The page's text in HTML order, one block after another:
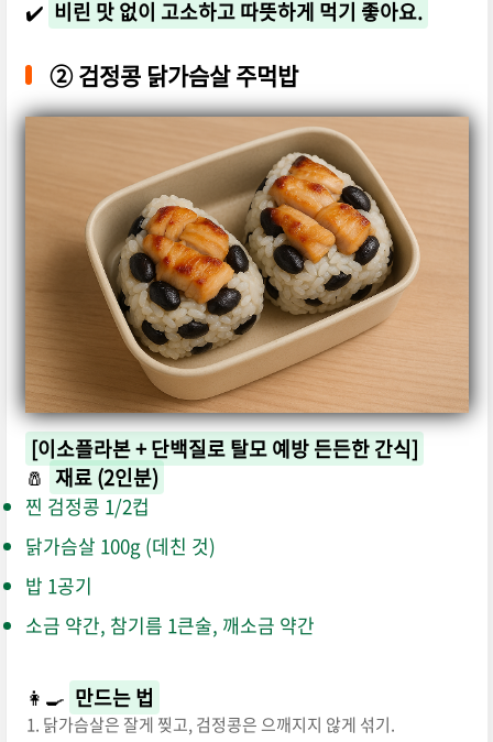
✔️ 비린 맛 없이 고소하고 따뜻하게 먹기 좋아요.
②검정콩 닭가슴살 주먹밥
[이소플라본 + 단백질로 탈모 예방 든든한 간식]
🧂 재료 (2인분)
찐 검정콩 1/2컵
닭가슴살 100g (데친 것)
밥 1공기
소금 약간, 참기름 1큰술, 깨소금 약간
👩‍🍳 만드는 법
닭가슴살은 잘게 찢고, 검정콩은 으깨지지 않게 섞기.